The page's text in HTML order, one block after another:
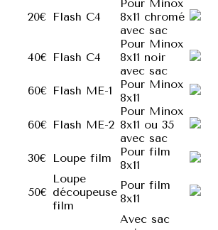
20€ Flash C4
Pour Minox
8x11 chromé
avec sac
40€ Flash C4
Pour Minox
8x11 noir
avec sac
60€ Flash ME-1
Pour Minox
8x11
60€ Flash ME-2
Pour Minox
8x11 ou 35
avec sac
30€ Loupe film
Pour film
8x11
50€
Loupe
découpeuse
film
Pour film
8x11
Avec sac